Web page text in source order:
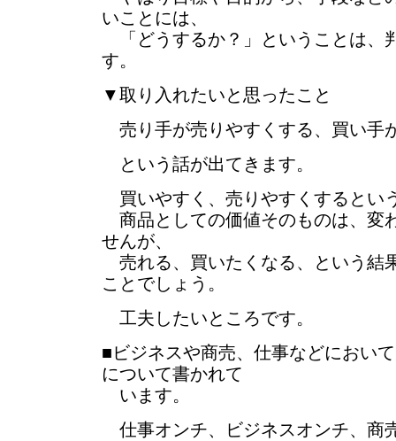
いことには、
「どうするか？」ということは、
す。
▼取り入れたいと思ったこと
売り手が売りやすくする、買い手
という話が出てきます。
買いやすく、売りやすくするとい
商品としての価値そのものは、変
せんが、
売れる、買いたくなる、という結
ことでしょう。
工夫したいところです。
■ビジネスや商売、仕事などにおい
について書かれて
います。
仕事オンチ、ビジネスオンチ、商